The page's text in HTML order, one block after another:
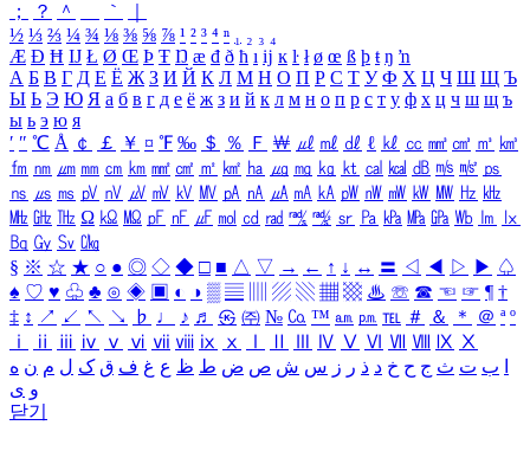
；
？ ＾ ｀
½ ⅓ ⅔ ¼ ¾ ⅛ ⅜ ⅝ ⅞ ¹ ² ³ ⁴ ⁿ ₁ ₂ ₃ ₄
Æ Ð Ħ Ĳ Ł Ø Œ Þ Ŧ Ŋ æ đ ð ħ ı ĳ ĸ ŀ ł ø œ ß þ ŧ ŋ ŉ
А Б В Г Д Е Ё Ж З И Й К Л М Н О П Р С Т У Ф Х Ц Ч Ш Щ Ъ
Ы Ь Э Ю Я а б в г д е ё ж з и й к л м н о п р с т у ф х ц ч ш щ ъ
ы ь э ю я
′ ″ ℃ Å ￠ ￡ ￥ ¤ ℉ ‰ ＄ ％ Ｆ ￦ ㎕ ㎖ ㎗ ℓ ㎘ ㏄ ㎣ ㎤ ㎥ ㎦
㎙ ㎚ ㎛ ㎜ ㎝ ㎞ ㎟ ㎠ ㎡ ㎢ ㏊ ㎍ ㎎ ㎏ ㏏ ㎈ ㎉ ㏈ ㎧ ㎨ ㎰
㎱ ㎲ ㎳ ㎴ ㎵ ㎶ ㎷ ㎸ ㎹ ㎀ ㎁ ㎂ ㎃ ㎄ ㎺ ㎻ ㎽ ㎾ ㎿ ㎐ ㎑
㎒ ㎓ ㎔ Ω ㏀ ㏁ ㎊ ㎋ ㎌ ㏖ ㏅ ㎭ ㎮ ㎯ ㏛ ㎩ ㎪ ㎫ ㎬ ㏝ ㏐
㏓
㏃ ㏉ ㏜ ㏆
§ ※ ☆ ★ ○ ● ◎ ◇ ◆ □ ■ △ ▽ → ← ↑ ↓ ↔ 〓 ◁ ◀ ▷ ▶ ♤
♠ ♡ ♥ ♧ ♣ ⊙ ◈ ▣ ◐ ◑ ▒ ▤ ▨ ▧ ▦ ▩ ♨ ☏ ☎ ☜ ☞ ¶ †
‡ ↕ ↗ ↙ ↖ ↘ ♭ ♩ ♪ ♬ ㉿ ㈜ № ㏇ ™ ㏂ ㏘ ℡ ＃ ＆ ＊ ＠ ª º
ⅰ
ⅱ ⅲ ⅳ ⅴ ⅵ ⅶ ⅷ ⅸ ⅹ Ⅳ Ⅴ Ⅵ Ⅶ Ⅷ Ⅸ Ⅹ
ب ت ث ج ح خ د ذ ر ز س ش ص ض ط ظ ع غ ف ق ک ل م ن ه
و ی
닫기